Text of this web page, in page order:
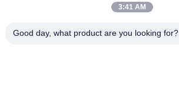
0086-13991372145
3:41 AM
Good day, what product are you looking for?